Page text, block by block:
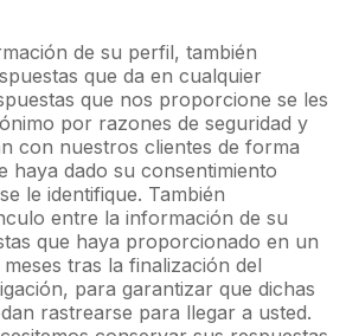
de su perfil, también
que da en cualquier
que nos proporcione se les
por razones de seguridad y
con nuestros clientes de forma
haya dado su consentimiento
le identifique. También
entre la información de su
que haya proporcionado en un
tras la finalización del
para garantizar que dichas
rastrearse para llegar a usted.